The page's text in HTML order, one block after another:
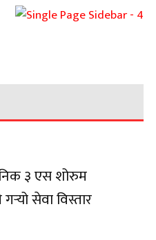
३ एस शोरुम
सेवा विस्तार